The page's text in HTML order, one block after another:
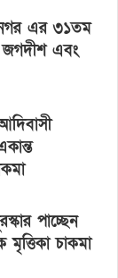
এর ৩১তম
জগদীশ এবং
পাচ্ছেন
চাকমা